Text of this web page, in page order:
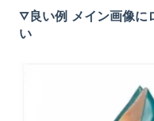
▽良い例 メイン画像に
い